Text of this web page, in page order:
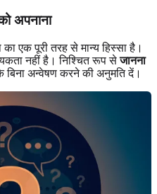
अपनाना
एक पूरी तरह से मान्य हिस्सा है।
नहीं है। निश्चित रूप सेजानना
बिना अन्वेषण करने की अनुमति दें।